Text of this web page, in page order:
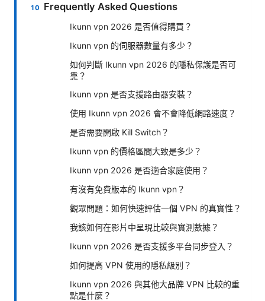
Frequently Asked Questions
Ikunn vpn 2026 是否值得購買？
Ikunn vpn 的伺服器數量有多少？
如何判斷 Ikunn vpn 2026 的隱私保護是否可
靠？
Ikunn vpn 是否支援路由器安裝？
使用 Ikunn vpn 2026 會不會降低網路速度？
是否需要開啟 Kill Switch？
Ikunn vpn 的價格區間大致是多少？
Ikunn vpn 2026 是否適合家庭使用？
有沒有免費版本的 Ikunn vpn？
觀眾問題：如何快速評估一個 VPN 的真實性？
我該如何在影片中呈現比較與實測數據？
Ikunn vpn 2026 是否支援多平台同步登入？
如何提高 VPN 使用的隱私級別？
Ikunn vpn 2026 與其他大品牌 VPN 比較的重
點是什麼？